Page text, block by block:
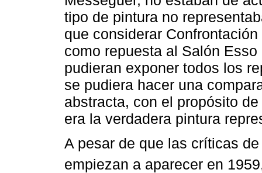
tipo de pintura no
que considerar
como repuesta al Salón
pudieran exponer todos los
se pudiera hacer una
abstracta, con el propósito
era la verdadera pintura
A pesar de que las críticas
empiezan a aparecer en